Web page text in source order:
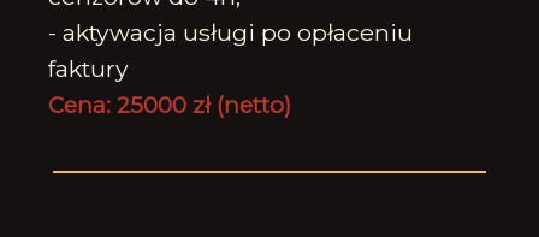
- aktywacja usługi po opłaceniu
faktury
Cena: 25000 zł (netto)